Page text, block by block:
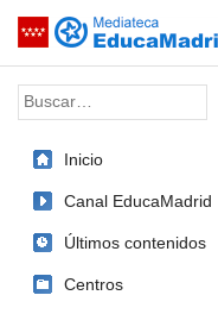
Saltar navegación
Palabra o frase:
Inicio
Canal EducaMadrid
Últimos contenidos
Centros